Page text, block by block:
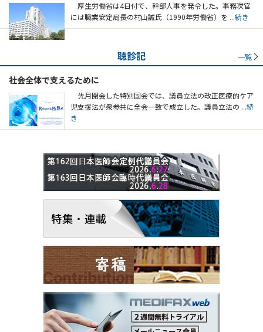
厚生労働省は4日付で、幹部人事を発令した。事務次官
には職業安定局長の村山誠氏（1990年労働省）を ...続き
聴診記 一覧
社会全体で支えるために
先月閉会した特別国会では、議員立法の改正医療的ケア
児支援法が衆参共に全会一致で成立した。議員立法の ...続
き